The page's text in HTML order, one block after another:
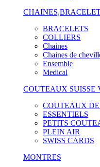
BRACELETS
COLLIERS
Chaines
Chaines de
Ensemble
Medical
COUTEAUX SUISSE
COUTEAUX
ESSENTIELS
PETITS
PLEIN AIR
SWISS CARDS
MONTRES